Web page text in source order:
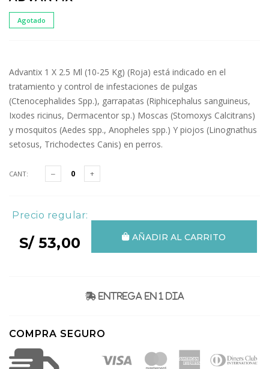
Agotado
Advantix 1 X 2.5 Ml (10-25 Kg) (Roja) está indicado en el
tratamiento y control de infestaciones de pulgas
(Ctenocephalides Spp.), garrapatas (Riphicephalus sanguineus,
Ixodes ricinus, Dermacentor sp.) Moscas (Stomoxys Calcitrans)
y mosquitos (Aedes spp., Anopheles spp.) Y piojos (Linognathus
setosus, Trichodectes Canis) en perros.
CANT:
Precio regular:
S/ 53,00 AÑADIR AL CARRITO
Entrega en 1 dia
COMPRA SEGURO